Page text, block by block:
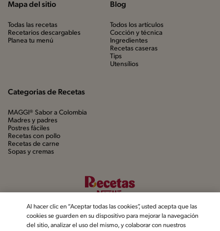
Mapa del sitio
Todas las recetas
Recetarios descargables
Planea tu menú
Blog
Todos los artículos
Cocción y técnica
Ingredientes
Recetas caseras
Tips
Utensílios
Categorias de Recetas
MAGGI® Sabor a Colombia
Madres y padres
Postres fáciles
Recetas con pollo
Recetas de carne
Sopas y cremas
Al hacer clic en “Aceptar todas las cookies”, usted acepta que las
cookies se guarden en su dispositivo para mejorar la navegación
del sitio, analizar el uso del mismo, y colaborar con nuestros